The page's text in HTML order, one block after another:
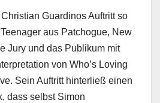
Guardinos Auftritt so
aus Patchogue, New
Jury und das Publikum mit
von Who’s Loving
Sein Auftritt hinterließ einen
dass selbst Simon